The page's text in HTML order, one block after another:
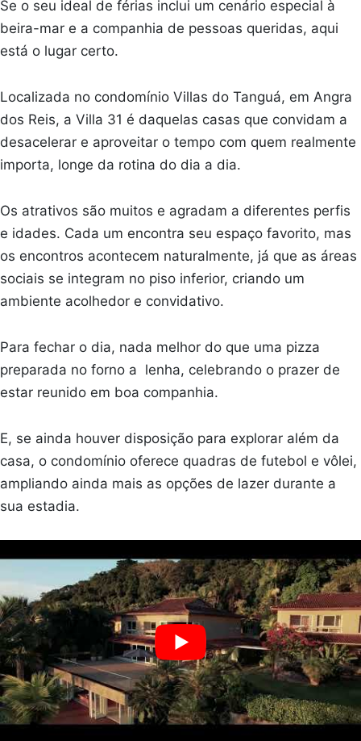
Se o seu ideal de férias inclui um cenário especial à
beira-mar e a companhia de pessoas queridas, aqui
está o lugar certo.
Localizada no condomínio Villas do Tanguá, em Angra
dos Reis, a Villa 31 é daquelas casas que convidam a
desacelerar e aproveitar o tempo com quem realmente
importa, longe da rotina do dia a dia.
Os atrativos são muitos e agradam a diferentes perfis
e idades. Cada um encontra seu espaço favorito, mas
os encontros acontecem naturalmente, já que as áreas
sociais se integram no piso inferior, criando um
ambiente acolhedor e convidativo.
Para fechar o dia, nada melhor do que uma pizza
preparada no forno a lenha, celebrando o prazer de
estar reunido em boa companhia.
E, se ainda houver disposição para explorar além da
casa, o condomínio oferece quadras de futebol e vôlei,
ampliando ainda mais as opções de lazer durante a
sua estadia.